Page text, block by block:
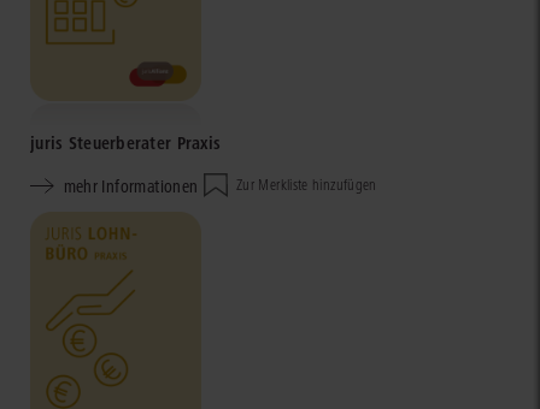
juris Steuerberater Praxis
mehr Informationen
Zur Merkliste hinzufügen